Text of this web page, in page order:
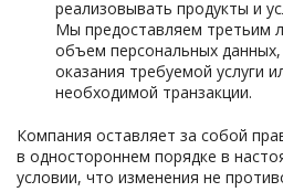
реализовывать продукты и
Мы предоставляем третьим
объем персональных
оказания требуемой услуги
необходимой транзакции.
Компания оставляет за собой
в одностороннем порядке в
условии, что изменения не